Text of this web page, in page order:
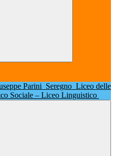
Parini Seregno Liceo delle
Sociale – Liceo Linguistico